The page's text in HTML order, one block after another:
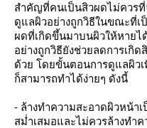
สำคัญที่คนเป็นสิวผดไม่ควรที่
ดูแลผิวอย่างถูกวิธีในขณะที่เ
ผดที่เกิดขึ้นมาบนผิวให้หายไ
อย่างถูกวิธียังช่วยลดการเกิ
ด้วย โดยขั้นตอนการดูแลผิว
ก็สามารถทำได้ง่ายๆ ดังนี้
- ล้างทำความสะอาดผิวหน้า
สม่ำเสมอและไม่ควรล้างทำ